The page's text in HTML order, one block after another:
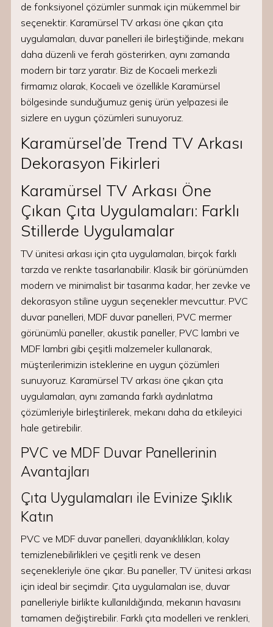
de fonksiyonel çözümler sunmak için mükemmel bir
seçenektir. Karamürsel TV arkası öne çıkan çıta
uygulamaları, duvar panelleri ile birleştiğinde, mekanı
daha düzenli ve ferah gösterirken, aynı zamanda
modern bir tarz yaratır. Biz de Kocaeli merkezli
firmamız olarak, Kocaeli ve özellikle Karamürsel
bölgesinde sunduğumuz geniş ürün yelpazesi ile
sizlere en uygun çözümleri sunuyoruz.
Karamürsel’de Trend TV Arkası
Dekorasyon Fikirleri
Karamürsel TV Arkası Öne
Çıkan Çıta Uygulamaları: Farklı
Stillerde Uygulamalar
TV ünitesi arkası için çıta uygulamaları, birçok farklı
tarzda ve renkte tasarlanabilir. Klasik bir görünümden
modern ve minimalist bir tasarıma kadar, her zevke ve
dekorasyon stiline uygun seçenekler mevcuttur. PVC
duvar panelleri, MDF duvar panelleri, PVC mermer
görünümlü paneller, akustik paneller, PVC lambri ve
MDF lambri gibi çeşitli malzemeler kullanarak,
müşterilerimizin isteklerine en uygun çözümleri
sunuyoruz. Karamürsel TV arkası öne çıkan çıta
uygulamaları, aynı zamanda farklı aydınlatma
çözümleriyle birleştirilerek, mekanı daha da etkileyici
hale getirebilir.
PVC ve MDF Duvar Panellerinin
Avantajları
Çıta Uygulamaları ile Evinize Şıklık
Katın
PVC ve MDF duvar panelleri, dayanıklılıkları, kolay
temizlenebilirlikleri ve çeşitli renk ve desen
seçenekleriyle öne çıkar. Bu paneller, TV ünitesi arkası
için ideal bir seçimdir. Çıta uygulamaları ise, duvar
panelleriyle birlikte kullanıldığında, mekanın havasını
tamamen değiştirebilir. Farklı çıta modelleri ve renkleri,